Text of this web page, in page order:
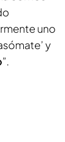
uno
y
”.